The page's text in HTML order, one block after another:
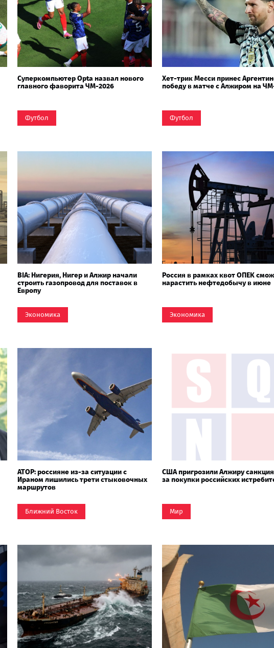
Суперкомпьютер Opta назвал нового
главного фаворита ЧМ-2026
Футбол
Хет-трик Месси принес
победу в матче с Алжиром на
Футбол
BIA: Нигерия, Нигер и Алжир начали
строить газопровод для поставок в
Европу
Экономика
Россия в рамках квот ОПЕК
нарастить нефтедобычу в июне
Экономика
АТОР: россияне из-за ситуации с
Ираном лишились трети стыковочных
маршрутов
Ближний Восток
США пригрозили Алжиру
за покупки российских
Мир